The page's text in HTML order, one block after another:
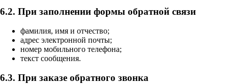
6.2. При заполнении формы обратной связи
фамилия, имя и отчество;
адрес электронной почты;
номер мобильного телефона;
текст сообщения.
6.3. При заказе обратного звонка